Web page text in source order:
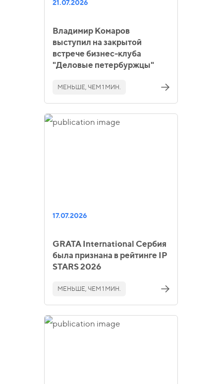
21.07.2026
Владимир Комаров
выступил на закрытой
встрече бизнес-клуба
"Деловые петербуржцы"
МЕНЬШЕ, ЧЕМ 1 МИН.
17.07.2026
GRATA International Сербия
была признана в рейтинге IP
STARS 2026
МЕНЬШЕ, ЧЕМ 1 МИН.